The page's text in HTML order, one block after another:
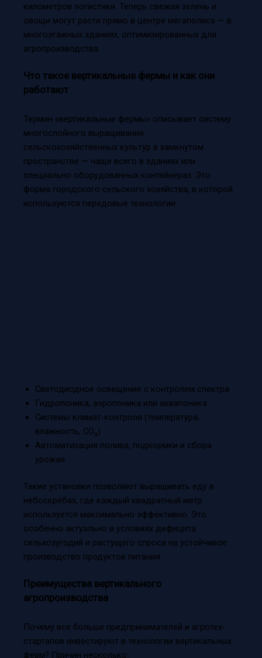
километров логистики. Теперь свежая зелень и
овощи могут расти прямо в центре мегаполиса — в
многоэтажных зданиях, оптимизированных для
агропроизводства.
Что такое вертикальные фермы и как они
работают
Термин «вертикальные фермы» описывает систему
многослойного выращивания
сельскохозяйственных культур в замкнутом
пространстве — чаще всего в зданиях или
специально оборудованных контейнерах. Это
форма городского сельского хозяйства, в которой
используются передовые технологии:
Светодиодное освещение с контролем спектра
Гидропоника, аэропоника или аквапоника
Системы климат-контроля (температура,
влажность, CO₂)
Автоматизация полива, подкормки и сбора
урожая
Такие установки позволяют выращивать еду в
небоскрёбах, где каждый квадратный метр
используется максимально эффективно. Это
особенно актуально в условиях дефицита
сельхозугодий и растущего спроса на устойчивое
производство продуктов питания.
Преимущества вертикального
агропроизводства
Почему все больше предпринимателей и агротех-
стартапов инвестируют в технологии вертикальных
ферм? Причин несколько: